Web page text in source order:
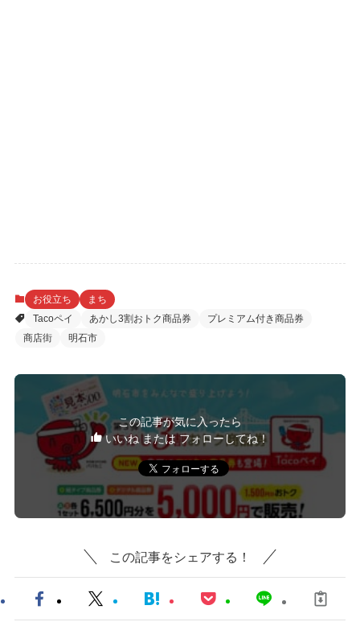
お役立ち
まち
Tacoペイ
あかし3割おトク商品券
プレミアム付き商品券
商店街
明石市
この記事が気に入ったら
いいね または フォローしてね！
この記事をシェアする！